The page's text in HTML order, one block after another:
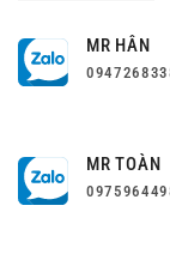
MR HÂN
MR TOÀN